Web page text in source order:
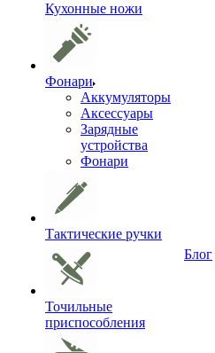
Кухонные ножи
Фонари
Аккумуляторы
Аксессуары
Зарядные
устройства
Фонари
Тактические ручки
Точильные
приспособления
Блог